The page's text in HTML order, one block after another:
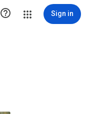
 Sign in